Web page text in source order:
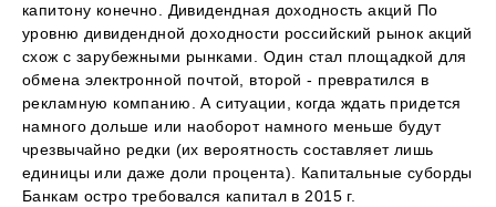
капитону конечно. Дивидендная доходность акций По
уровню дивидендной доходности российский рынок акций
схож с зарубежными рынками. Один стал площадкой для
обмена электронной почтой, второй - превратился в
рекламную компанию. А ситуации, когда ждать придется
намного дольше или наоборот намного меньше будут
чрезвычайно редки (их вероятность составляет лишь
единицы или даже доли процента). Капитальные суборды
Банкам остро требовался капитал в 2015 г.